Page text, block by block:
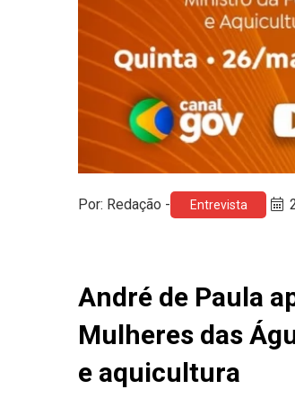
Por: Redação - Entrevista
André de Paula
Mulheres das
e aquicultura